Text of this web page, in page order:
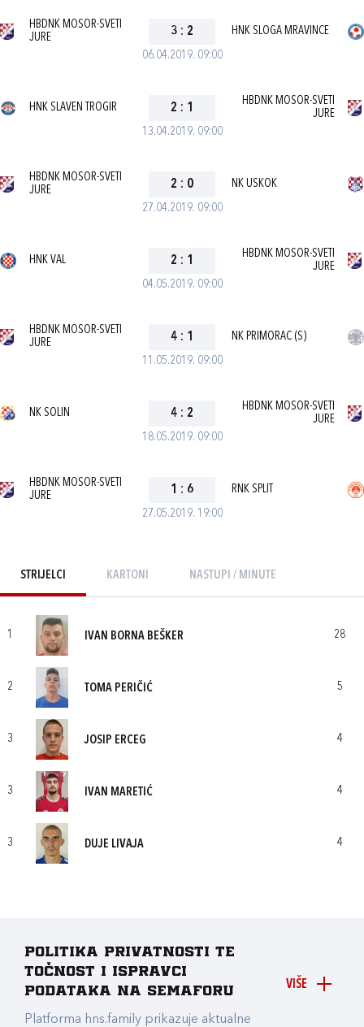
06.04.2019. 09:00
HBDNK MOSOR-SVETI
JURE
3 : 2 HNK SLOGA MRAVINCE
13.04.2019. 09:00
HNK SLAVEN TROGIR 2 : 1
HBDNK MOSOR-SVETI
JURE
27.04.2019. 09:00
HBDNK MOSOR-SVETI
JURE
2 : 0 NK USKOK
04.05.2019. 09:00
HNK VAL 2 : 1
HBDNK MOSOR-SVETI
JURE
11.05.2019. 09:00
HBDNK MOSOR-SVETI
JURE
4 : 1 NK PRIMORAC (S)
18.05.2019. 09:00
NK SOLIN 4 : 2
HBDNK MOSOR-SVETI
JURE
27.05.2019. 19:00
HBDNK MOSOR-SVETI
JURE
1 : 6 RNK SPLIT
STRIJELCI KARTONI NASTUPI / MINUTE
1 IVAN BORNA BEŠKER 28
2 TOMA PERIČIĆ 5
3 JOSIP ERCEG 4
3 IVAN MARETIĆ 4
3 DUJE LIVAJA 4
VIŠE
Politika privatnosti te
točnost i ispravci
podataka na Semaforu
Platforma hns.family prikazuje aktualne